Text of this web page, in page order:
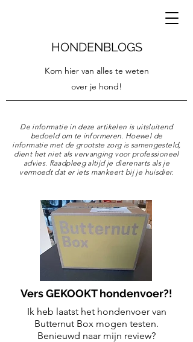
HONDENBLOGS
Kom hier van alles te weten
over je hond!
De informatie in deze artikelen is uitsluitend
bedoeld om te informeren. Hoewel de
informatie met de grootste zorg is samengesteld,
dient het niet als vervanging voor professioneel
advies. Raadpleeg altijd je dierenarts als je
vermoedt dat er iets mankeert bij je huisdier.
Vers GEKOOKT hondenvoer?!
Ik heb laatst het hondenvoer van
Butternut Box mogen testen.
Benieuwd naar mijn review?